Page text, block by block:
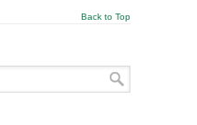
Back to Top